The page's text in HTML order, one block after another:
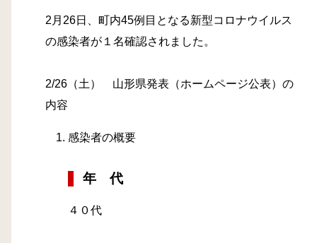
2月26日、町内45例目となる新型コロナウイルス
の感染者が１名確認されました。
2/26（土） 山形県発表（ホームページ公表）の
内容
感染者の概要
年 代
４０代